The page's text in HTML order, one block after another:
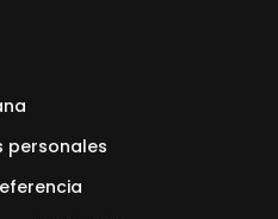
personales